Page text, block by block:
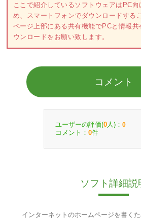
ここで紹介しているソフトウェアはPC
め、スマートフォンでダウンロードする
ページ上部にある共有機能でPCと情報
ウンロードをお願い致します。
コメント
ユーザーの評価(0 人)： 0
コメント： 0件
ソフト詳細説
インターネットのホームページを書く